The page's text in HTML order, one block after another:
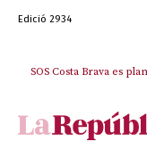
Edició 2934
SOS Costa Brava es